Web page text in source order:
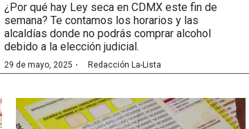
¿Por qué hay Ley seca en CDMX este fin de
semana? Te contamos los horarios y las
alcaldías donde no podrás comprar alcohol
debido a la elección judicial.
29 de mayo, 2025 · Redacción La-Lista